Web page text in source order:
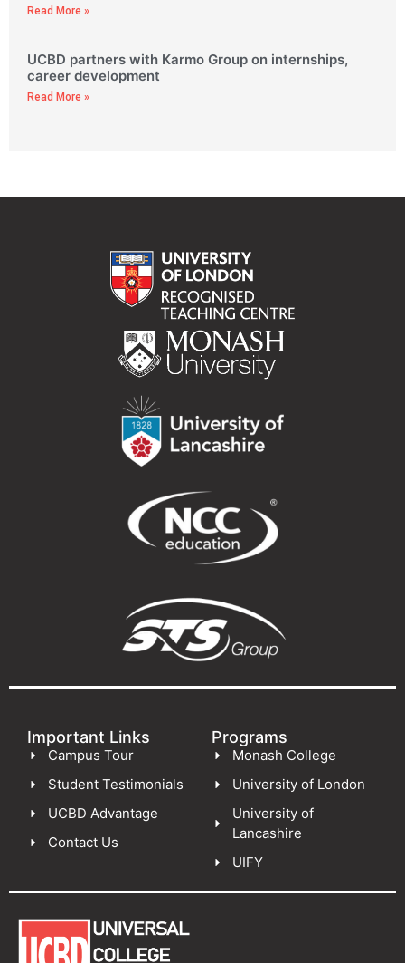
Read More »
UCBD partners with Karmo Group on internships,
career development
Read More »
Important Links
Campus Tour
Student Testimonials
UCBD Advantage
Contact Us
Programs
Monash College
University of London
University of
Lancashire
UIFY